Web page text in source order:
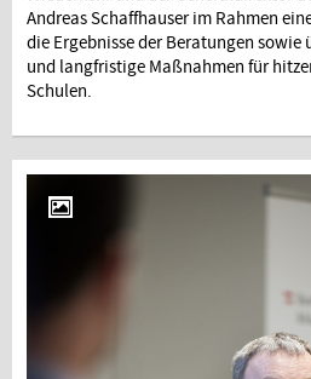
Andreas Schaffhauser im Rahmen
die Ergebnisse der Beratungen
und langfristige Maßnahmen für
Schulen.